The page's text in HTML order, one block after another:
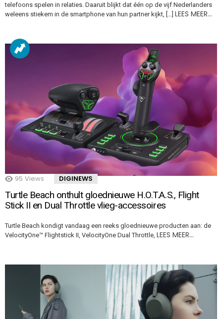
telefoons spelen in relaties. Daaruit blijkt dat één op de vijf Nederlanders
weleens stiekem in de smartphone van hun partner kijkt, […] LEES MEER…
95 Views DIGINEWS
Turtle Beach onthult gloednieuwe H.O.T.A.S., Flight
Stick II en Dual Throttle vlieg-accessoires
Turtle Beach kondigt vandaag een reeks gloednieuwe producten aan: de
VelocityOne™ Flightstick II, VelocityOne Dual Throttle, LEES MEER…